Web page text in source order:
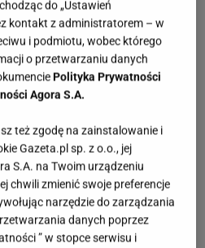
do „Ustawień
kontakt z administratorem – w
i podmiotu, wobec którego
o przetwarzaniu danych
Polityka Prywatności
Agora S.A.
też zgodę na zainstalowanie i
Gazeta.pl sp. z o.o., jej
S.A. na Twoim urządzeniu
chwili zmienić swoje preferencje
narzędzie do zarządzania
danych poprzez
” w stopce serwisu i